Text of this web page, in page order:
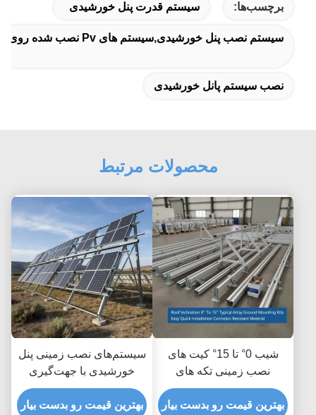
برچسب‌ها: سیستم قدرت پنل خورشیدی
سیستم نصب پنل خورشیدی,سیستم های Pv نصب شده روی زمین
نصب سیستم پانل خورشیدی
محصولات مرتبط
شیب 0° تا 15° کیت های
نصب زمینی تکه های
معمولی خورشیدی نصب
سریع آسان مواد مقاوم به
بهترین قیمت رو بدست بیار
سیستم‌های نصب زمینی پنل
خورشیدی با جهت‌گیری
ماژول افقی یا عمودی، با
فاصله از زمین تا ۱.۲ متر و
بهترین قیمت رو بدست بیار